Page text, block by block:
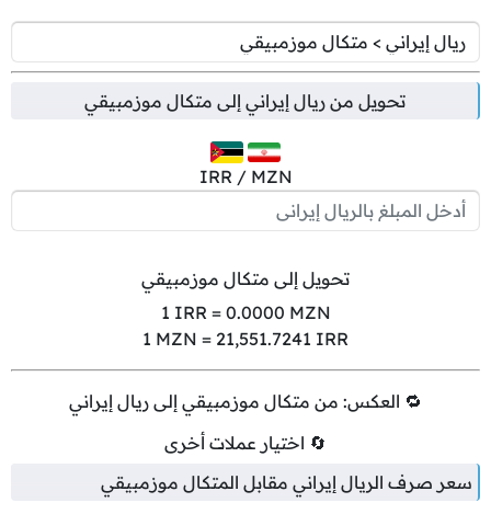
تحويل منريال إيراني إلى متكال موزمبيقي
IRR / MZN
تحويل إلى متكال موزمبيقي
1 IRR = 0.0000 MZN
1 MZN = 21,551.7241 IRR
🔁 العكس: من متكال موزمبيقي إلى ريال إيراني
🔄 اختيار عملات أخرى
سعر صرف الريال إيراني مقابل المتكال موزمبيقي